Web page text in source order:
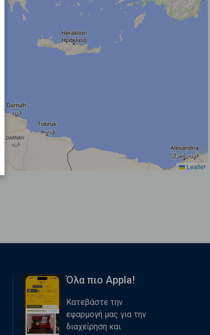
Leaflet
Όλα πιο Appla!
Κατεβάστε την
εφαρμογή μας για την
διαχείρηση και